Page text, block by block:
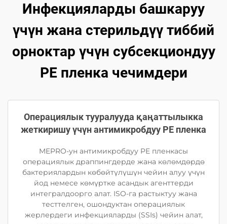
Инфекцияларды башкаруу
үчүн жана стерильдүү тиббий
орноктар үчүн субсекциондуу
PE пленка чечимдери
Операциялык тууралууда қаңаттылыкка
жеткиришу үчүн антимикробдуу PE пленка
MEPRO-ун антимикробдуу PE пленкасы
операциялык драппингдерде жана көлөмдөрдө
бактериялардын көбөйтүлүшүн чейин алуу үчүн
йод немесе көмүртке асандык агенттерди
интегралдоорго алат. ISO-га растыктуу жана
тесттелген, ошондуктан операциялык
жерлердеги инфекцияларды (SSIs) чейин алат,